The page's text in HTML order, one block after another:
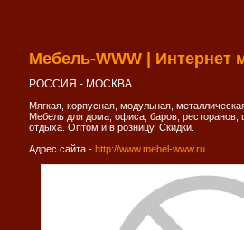
Мебель-WWW | Интернет
РОССИЯ - МОСКВА
Мягкая, корпусная, модульная,
Мебель для дома, офиса, баров, ресторанов,
отдыха. Оптом и в розницу. Скидки.
Адрес сайта - http://www.mebel-www.ru